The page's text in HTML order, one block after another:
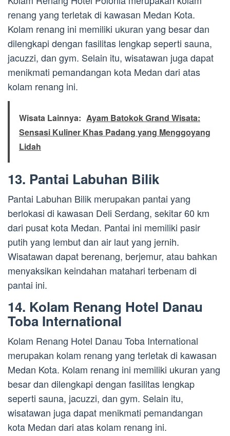
renang yang terletak di kawasan Medan Kota.
Kolam renang ini memiliki ukuran yang besar dan
dilengkapi dengan fasilitas lengkap seperti sauna,
jacuzzi, dan gym. Selain itu, wisatawan juga dapat
menikmati pemandangan kota Medan dari atas
kolam renang ini.
Wisata Lainnya: Ayam Batokok Grand Wisata:
Sensasi Kuliner Khas Padang yang Menggoyang
Lidah
13. Pantai Labuhan Bilik
Pantai Labuhan Bilik merupakan pantai yang
berlokasi di kawasan Deli Serdang, sekitar 60 km
dari pusat kota Medan. Pantai ini memiliki pasir
putih yang lembut dan air laut yang jernih.
Wisatawan dapat berenang, berjemur, atau bahkan
menyaksikan keindahan matahari terbenam di
pantai ini.
14. Kolam Renang Hotel Danau
Toba International
Kolam Renang Hotel Danau Toba International
merupakan kolam renang yang terletak di kawasan
Medan Kota. Kolam renang ini memiliki ukuran yang
besar dan dilengkapi dengan fasilitas lengkap
seperti sauna, jacuzzi, dan gym. Selain itu,
wisatawan juga dapat menikmati pemandangan
kota Medan dari atas kolam renang ini.